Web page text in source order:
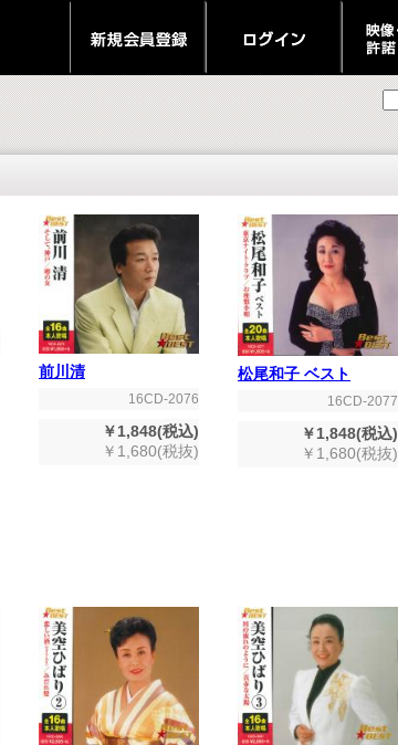
前川清
16CD-2076
￥1,848(税込)
￥1,680(税抜)
松尾和子 ベスト
16CD-2077
￥1,848(税込)
￥1,680(税抜)